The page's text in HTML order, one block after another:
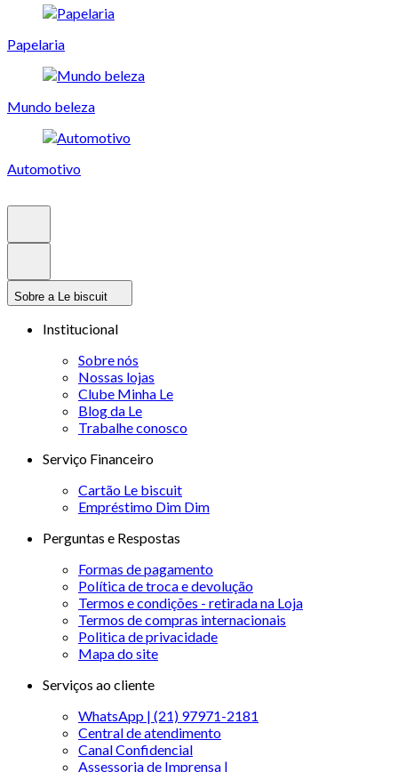
Papelaria
Mundo beleza
Automotivo
Sobre a Le biscuit
Institucional
Sobre nós
Nossas lojas
Clube Minha Le
Blog da Le
Trabalhe conosco
Serviço Financeiro
Cartão Le biscuit
Empréstimo Dim Dim
Perguntas e Respostas
Formas de pagamento
Política de troca e devolução
Termos e condições - retirada na Loja
Termos de compras internacionais
Politica de privacidade
Mapa do site
Serviços ao cliente
WhatsApp | (21) 97971-2181
Central de atendimento
Canal Confidencial
Assessoria de Imprensa |